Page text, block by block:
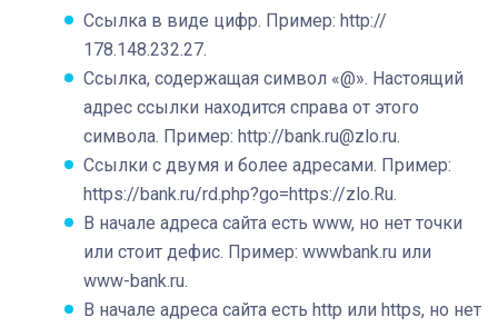
Ссылка в виде цифр. Пример: http://
178.148.232.27.
Ссылка, содержащая символ «@». Настоящий
адрес ссылки находится справа от этого
символа. Пример: http://bank.ru@zlo.ru.
Ссылки c двумя и более адресами. Пример:
https://bank.ru/rd.php?go=https://zlo.Ru.
В начале адреса сайта есть www, но нет точки
или стоит дефис. Пример: wwwbank.ru или
www-bank.ru.
В начале адреса сайта есть http или https, но нет